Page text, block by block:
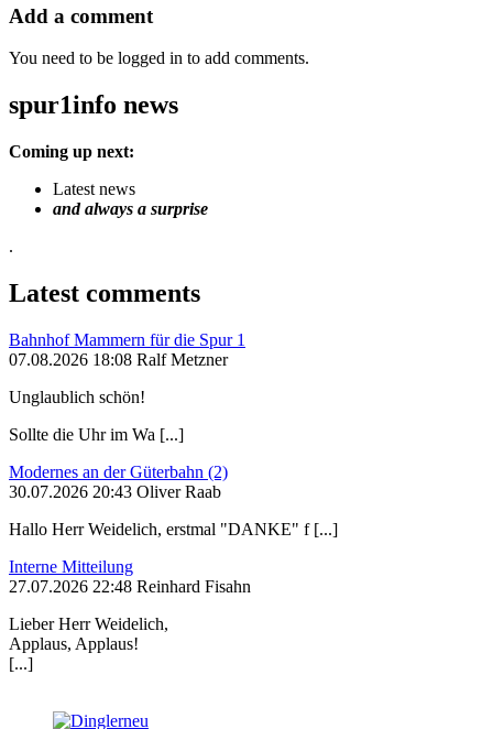
Add a comment
You need to be logged in to add comments.
spur1info news
Coming up next:
Latest news
and always a surprise
.
Latest comments
Bahnhof Mammern für die Spur 1
07.08.2026 18:08 Ralf Metzner
Unglaublich schön!
Sollte die Uhr im Wa [...]
Modernes an der Güterbahn (2)
30.07.2026 20:43 Oliver Raab
Hallo Herr Weidelich, erstmal "DANKE" f [...]
Interne Mitteilung
27.07.2026 22:48 Reinhard Fisahn
Lieber Herr Weidelich,
Applaus, Applaus!
[...]